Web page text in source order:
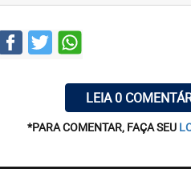
LEIA 0
*PARA COMENTAR, FAÇA SEU